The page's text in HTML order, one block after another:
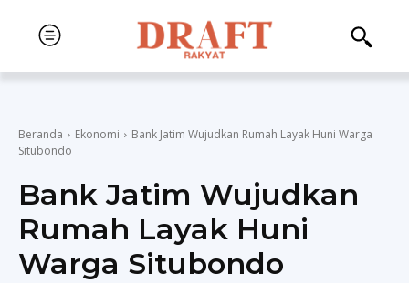
Beranda Ekonomi
Bank Jatim Wujudkan Rumah Layak Huni Warga
Situbondo
Bank Jatim Wujudkan
Rumah Layak Huni
Warga Situbondo